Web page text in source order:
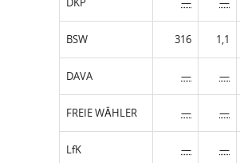
BSW 316 1,1
DAVA — —
FREIE WÄHLER — —
LfK — —